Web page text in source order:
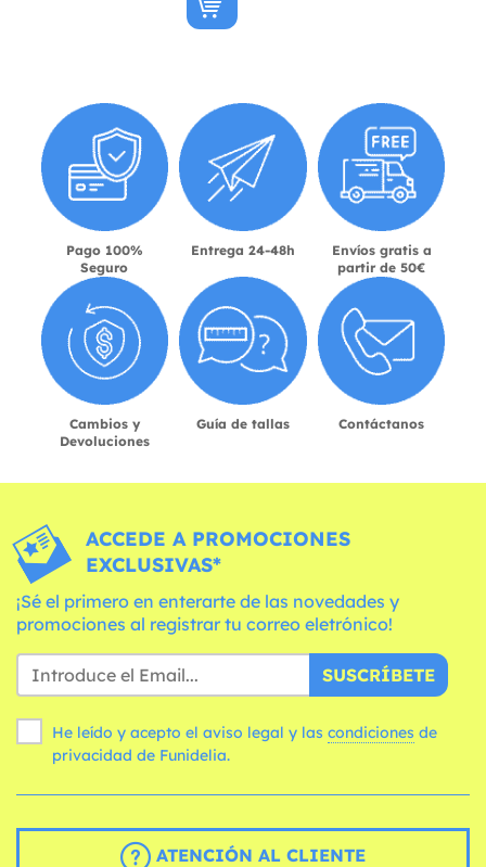
Pago 100%
Seguro
Entrega 24-48h
Envíos gratis a
partir de 50€
Cambios y
Devoluciones
Guía de tallas Contáctanos
ACCEDE A PROMOCIONES
EXCLUSIVAS*
¡Sé el primero en enterarte de las novedades y
promociones al registrar tu correo eletrónico!
SUSCRÍBETE
He leído y acepto el aviso legal y las condiciones
privacidad de Funidelia.
ATENCIÓN AL CLIENTE